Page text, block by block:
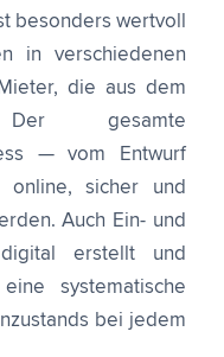
besonders wertvoll
in verschiedenen
die aus dem
gesamte
— vom Entwurf
sicher und
Auch Ein- und
erstellt und
systematische
bei jedem